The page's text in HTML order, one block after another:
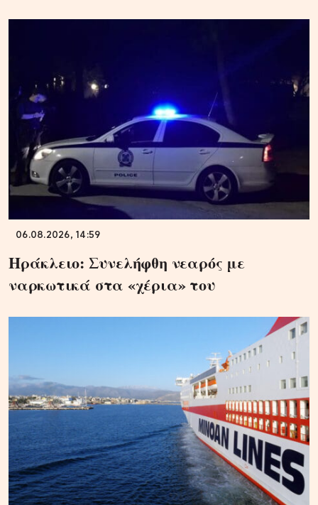
06.08.2026, 14:59
Ηράκλειο: Συνελήφθη νεαρός με
ναρκωτικά στα «χέρια» του